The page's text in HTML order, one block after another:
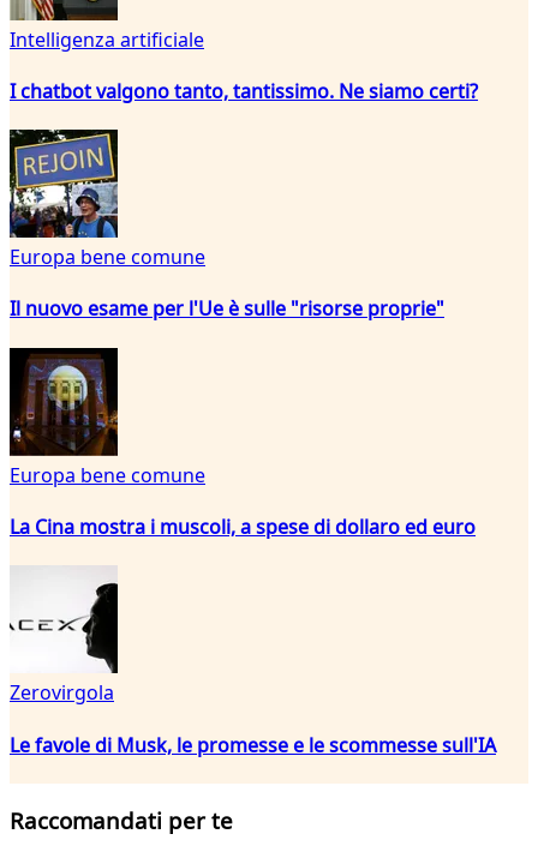
Intelligenza artificiale
I chatbot valgono tanto, tantissimo. Ne siamo certi?
Europa bene comune
Il nuovo esame per l'Ue è sulle "risorse proprie"
Europa bene comune
La Cina mostra i muscoli, a spese di dollaro ed euro
Zerovirgola
Le favole di Musk, le promesse e le scommesse sull'IA
Raccomandati per te